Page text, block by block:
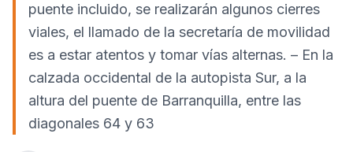
puente incluido, se realizarán algunos cierres
viales, el llamado de la secretaría de movilidad
es a estar atentos y tomar vías alternas. – En la
calzada occidental de la autopista Sur, a la
altura del puente de Barranquilla, entre las
diagonales 64 y 63